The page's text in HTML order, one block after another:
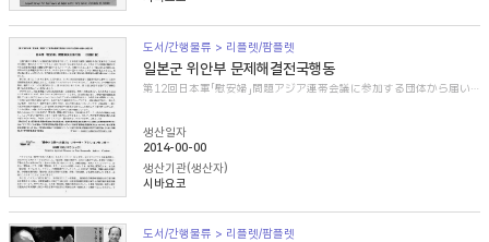
도서/간행물류 > 리플렛/팜플렛
일본군 위안부 문제해결전국행동
第12回日本軍「慰安婦」問題アジア連帯会議に参加する団体から届いた紹介文
생산일자
2014-00-00
생산기관(생산자)
시바요코
도서/간행물류 > 리플렛/팜플렛